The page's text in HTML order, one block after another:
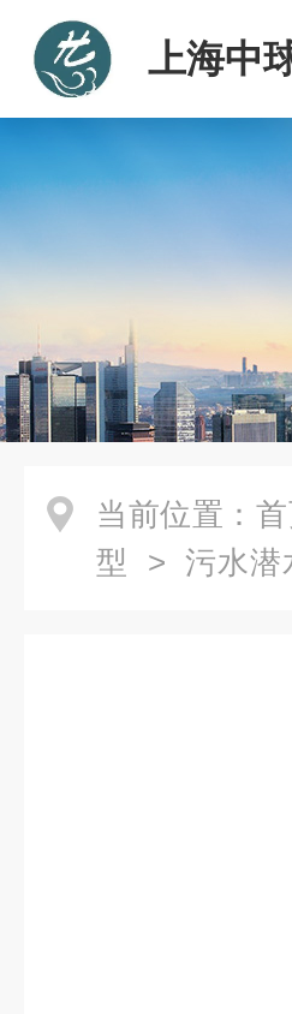
上海中
当前位置：
型
> 污水潜